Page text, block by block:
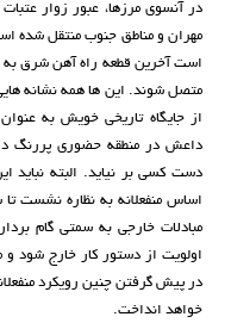
در آنسوی مرزها، عبور زوار
مهران و مناطق جنوب منتقل شده
است آخرین قطعه راه آهن شرق به
متصل شوند. این ها همه نشانه
از جایگاه تاریخی خویش به
داعش در منطقه حضوری پررنگ
دست کسی بر نیاید. البته نباید
اساس منفعلانه به نظاره نشست
مبادلات خارجي به سمتی گام
اولویت از دستور کار خارج شود و
در پیش گرفتن چنین رویکرد
خواهد انداخت.